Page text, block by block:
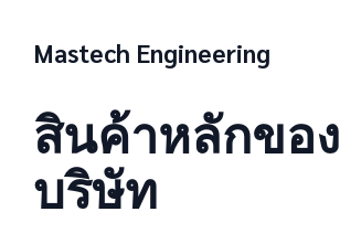
Mastech Engineering
สินค้าหลักของ
บริษัท